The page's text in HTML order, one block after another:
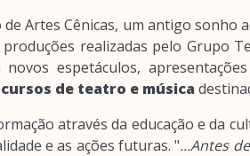
Artes Cênicas, um antigo sonho
realizadas pelo Grupo
espetáculos,
cursos de teatro e música
através da educação e da
e as ações futuras. "...Antes